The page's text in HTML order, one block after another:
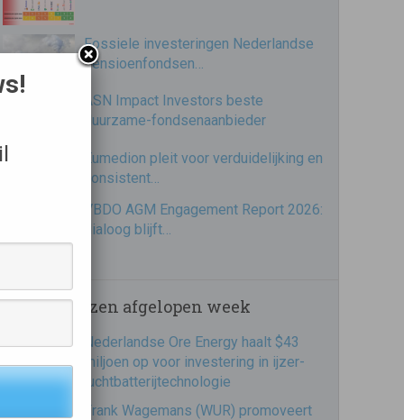
Fossiele investeringen Nederlandse
pensioenfondsen…
ASN Impact Investors beste
duurzame-fondsenaanbieder
Eumedion pleit voor verduidelijking en
consistent…
VBDO AGM Engagement Report 2026:
dialoog blijft…
Meest gelezen afgelopen week
Nederlandse Ore Energy haalt $43
miljoen op voor investering in ijzer-
luchtbatterijtechnologie
Frank Wagemans (WUR) promoveert